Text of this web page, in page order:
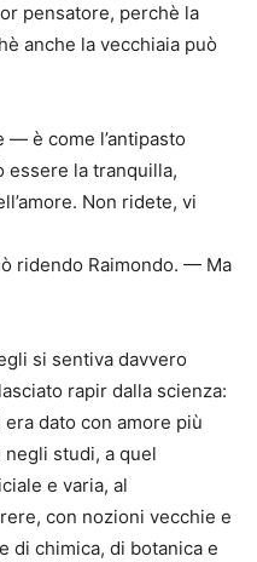
pensatore, perchè la
anche la vecchiaia può
è come l’antipasto
essere la tranquilla,
Non ridete, vi
ridendo Raimondo. — Ma
si sentiva davvero
rapir dalla scienza:
dato con amore più
studi, a quel
e varia, al
con nozioni vecchie e
di chimica, di botanica e